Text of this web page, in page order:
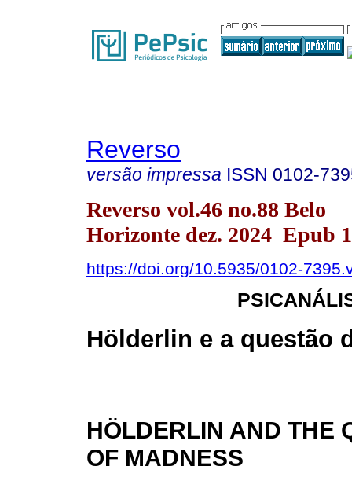
Reverso
versão impressa ISSN 0102-
Reverso vol.46 no.88 Belo
Horizonte dez. 2024 Epub
https://doi.org/10.5935/0102-
Hölderlin e a questão
HÖLDERLIN AND THE
OF MADNESS